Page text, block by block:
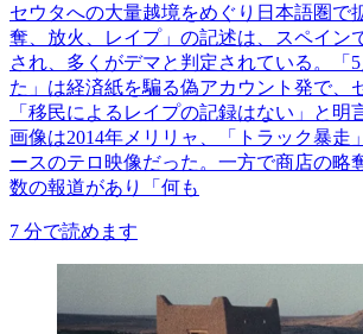
セウタへの大量越境をめぐり日本語圏で
奪、放火、レイプ」の記述は、スペイン
され、多くがデマと判定されている。「
た」は経済紙を騙る偽アカウント発で、
「移民によるレイプの記録はない」と明
画像は2014年メリリャ、「トラック暴走
ースのテロ映像だった。一方で商店の略
数の報道があり「何も
7 分で読めます